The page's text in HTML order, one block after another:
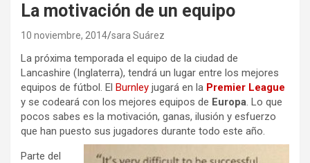
La motivación de un equipo
10 noviembre, 2014 sara Suárez
La próxima temporada el equipo de la ciudad de
Lancashire (Inglaterra), tendrá un lugar entre los mejores
equipos de fútbol. El Burnley jugará en la Premier League
y se codeará con los mejores equipos de Europa. Lo que
pocos sabes es la motivación, ganas, ilusión y esfuerzo
que han puesto sus jugadores durante todo este año.
Parte del